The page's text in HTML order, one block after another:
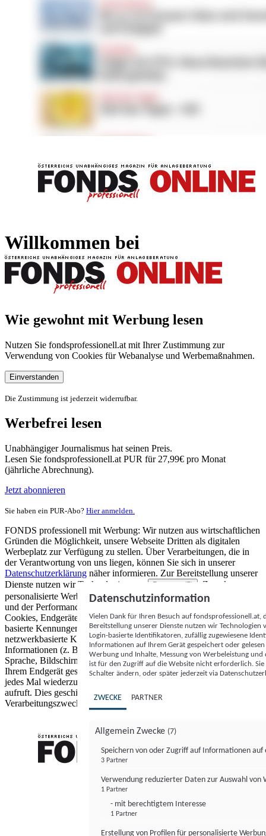
Willkommen bei
Wie gewohnt mit Werbung lesen
Nutzen Sie fondsprofessionell.at mit Ihrer Zustimmung zur
Verwendung von Cookies für Webanalyse und Werbemaßnahmen.
Einverstanden
Die Zustimmung ist jederzeit widerrufbar.
Werbefrei lesen
Unabhängiger Journalismus hat seinen Preis.
Lesen Sie fondsprofessionell.at PUR für 27,99€ pro Monat
(jährliche Abrechnung).
Jetzt abonnieren
Sie haben ein PUR-Abo? Hier anmelden.
FONDS professionell mit Werbung: Wir nutzen aus wirtschaftlichen
Gründen die Möglichkeit, unsere Webseite Dritten als digitalen
Werbeplatz zur Verfügung zu stellen. Über Verarbeitungen, die in
der Verantwortung von uns liegen, können Sie sich in unserer
Datenschutzerklärung näher informieren. Zur Bereitstellung unserer
Dienste nutzen wir Technologien von
Partnern (5)
. Zwecke:
personalisierte Werbung und Inhalte, Messung von Werbeleistung
und der Performance von Inhalten sowie Zielgruppenforschung.
Cookies, Endgeräte- oder ähnliche Online-Kennungen (z. B. login-
basierte Kennungen, zufällig generierte Kennungen,
netzwerkbasierte Kennungen) können zusammen mit anderen
Informationen (z. B. Browsertyp und Browserinformationen,
Sprache, Bildschirmgröße, unterstützte Technologien usw.) auf
Ihrem Endgerät gespeichert oder von dort ausgelesen werden, um es
jedes Mal wiederzuerkennen, wenn es eine App oder einer Webseite
aufruft. Dies geschieht für einen oder mehrere der hier aufgeführten
Verarbeitungszwecke.
Datenschutzinformation
Vielen Dank für Ihren Besuch auf
Bereitstellung unserer Dienste nutzen wir Technologien
Login-basierte Identifikatoren, zufällig zugewiesene
Informationen auf Ihrem Gerät gespeichert oder
Werbung und Inhalte, Messung von Werbeleistung
ist für den Zugriff auf die Website nicht erforderlich.
Schalter ändern, oder später jederzeit via
ZWECKE PARTNER
Allgemein Zwecke (7)
Speichern von oder Zugriff auf Informationen auf
3 Partner
Verwendung reduzierter Daten zur Auswahl von
1 Partner
- mit berechtigtem Interesse
1 Partner
Erstellung von Profilen für personalisierte
FONDS professionell